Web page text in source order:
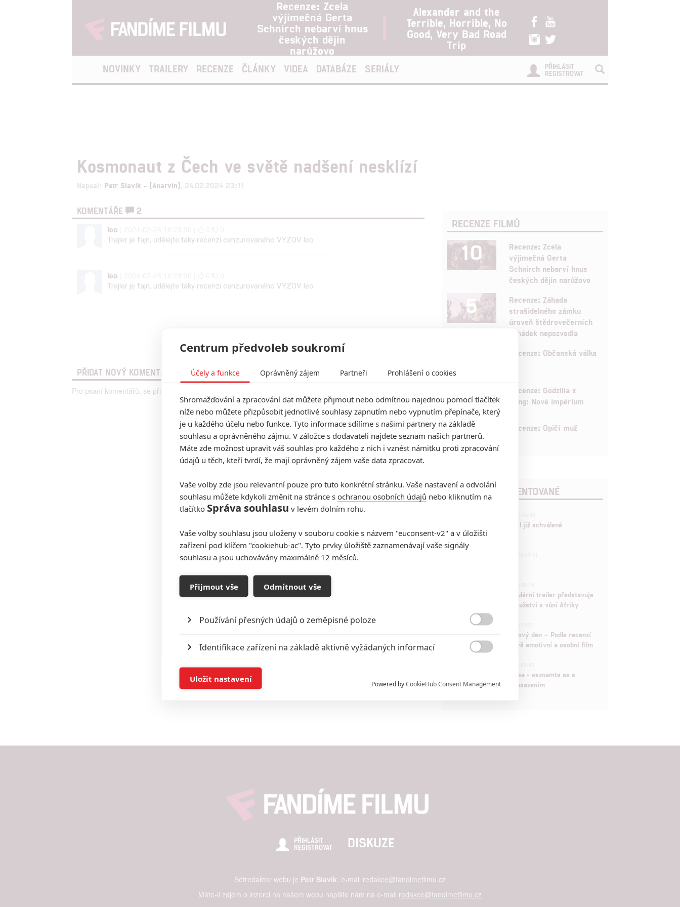
Recenze: Zcela
výjimečná Gerta
Schnirch nebarví hnus
českých dějin
narůžovo
Alexander and the
Terrible, Horrible, No
Good, Very Bad Road
Trip
NOVINKY TRAILERY RECENZE ČLÁNKY VIDEA DATABÁZE SERIÁLY
PŘIHLÁSIT
REGISTROVAT
Kosmonaut z Čech ve světě nadšení nesklízí
Napsal: Petr Slavík - (Anarvin) , 24.02.2024 23:11
KOMENTÁŘE
2
leo
Trajler je fajn, udělejte taky recenzi cenzurovaného VYZOV leo
leo
Trajler je fajn, udělejte taky recenzi cenzurovaného VYZOV leo
PŘIDAT NOVÝ KOMENTÁŘ
Pro psaní komentářů, se přihlašte.
RECENZE FILMŮ
10
Recenze: Zcela
výjimečná Gerta
Schnirch nebarví hnus
českých dějin narůžovo
5
Recenze: Záhada
strašidelného zámku
úroveň štědrovečerních
pohádek nepozvedla
Recenze: Občanská válka
6
Recenze: Godzilla x
Kong: Nové impérium
8 Recenze: Opičí muž
POSLEDNÍ KOMENTOVANÉ
Marvel nečekaně zrušil již schválené
pokračování
433
Děti krve a kostí: Regulérní trailer představuje
akční fantasy dobrodružství s vůní Afriky
ČLÁNEK | 30.07.2026 12:31
Spider-Man: Zbrusu nový den – Podle recenzí
máme čekat překvapivě emotivní a osobní film
Velké preview: Odyssea - seznamte se s
maximálně nabitým obsazením
PŘIHLÁSIT
REGISTROVAT
DISKUZE
Šéfredaktor webu je Petr Slavík , e-mail redakce@fandimefilmu.cz
Máte-li zájem o inzerci na našem webu napište nám na e-mail redakce@fandimefilmu.cz
Centrum předvoleb soukromí
Účely a funkce Oprávněný zájem Partneři Prohlášení o cookies
Shromažďování a zpracování dat můžete přijmout nebo odmítnou najednou pomocí tlačítek
níže nebo můžete přizpůsobit jednotlivé souhlasy zapnutím nebo vypnutím přepínače, který
je u každého účelu nebo funkce. Tyto informace sdílíme s našimi partnery na základě
souhlasu a oprávněného zájmu. V záložce s dodavateli najdete seznam našich partnerů.
Máte zde možnost upravit váš souhlas pro každého z nich i vznést námitku proti zpracování
údajů u těch, kteří tvrdí, že mají oprávněný zájem vaše data zpracovat.
Vaše volby zde jsou relevantní pouze pro tuto konkrétní stránku. Vaše nastavení a odvolání
souhlasu můžete kdykoli změnit na stránce s ochranou osobních údajů nebo kliknutím na
tlačítko Správa souhlasu v levém dolním rohu.
Vaše volby souhlasu jsou uloženy v souboru cookie s názvem "euconsent-v2" a v úložišti
zařízení pod klíčem "cookiehub-ac". Tyto prvky úložiště zaznamenávají vaše signály
souhlasu a jsou uchovávány maximálně 12 měsíců.
Přijmout vše Odmítnout vše
Používání přesných údajů o zeměpisné poloze
Identifikace zařízení na základě aktivně vyžádaných informací
Ukládání a/nebo přístup k informacím v zařízení

Poskytování a zobrazování reklamy a obsahu
Powered byCookieHub Consent Management
Uložit nastavení